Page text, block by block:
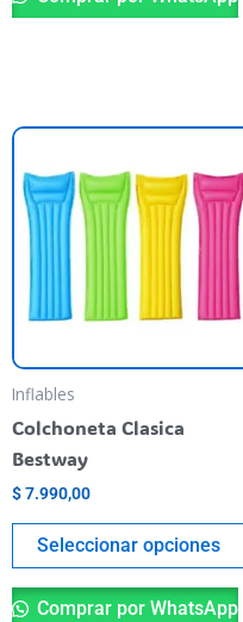
Inflables
Colchoneta Clasica
Bestway
$7.990,00
Seleccionar opciones
Comprar por WhatsApp